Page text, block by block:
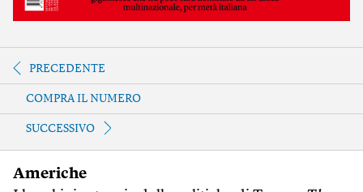
PRECEDENTE
COMPRA IL NUMERO
SUCCESSIVO
Americhe